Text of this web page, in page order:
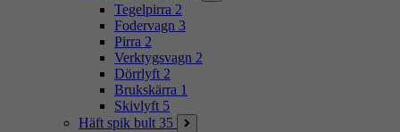
Tegelpirra 2
Fodervagn 3
Pirra 2
Verktygsvagn 2
Dörrlyft 2
Brukskärra 1
Skivlyft 5
Häft spik bult 35